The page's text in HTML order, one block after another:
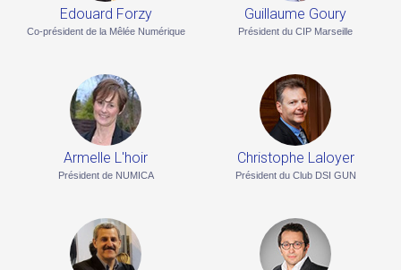
Edouard Forzy
Co-président de la Mêlée Numérique
Guillaume Goury
Président du CIP Marseille
Armelle L'hoir
Président de NUMICA
Christophe Laloyer
Président du Club DSI GUN